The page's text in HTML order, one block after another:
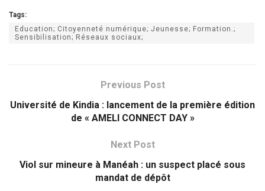
Tags:
Education; Citoyenneté numérique; Jeunesse; Formation.;
Sensibilisation; Réseaux sociaux;
Previous Post
Université de Kindia : lancement de la première édition
de « AMELI CONNECT DAY »
Next Post
Viol sur mineure à Manéah : un suspect placé sous
mandat de dépôt